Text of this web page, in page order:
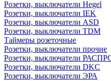
Розетки, выключатели Hegel
Розетки, выключатели IEK
Розетки, выключатели ASD
Розетки, выключатели TDM
Таймеры розеточные
Розетки, выключатели прочие
Розетки, выключатели
Розетки, выключатели DKC
Розетки, выключатели ЭРА